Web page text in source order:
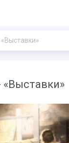
«Выставки»